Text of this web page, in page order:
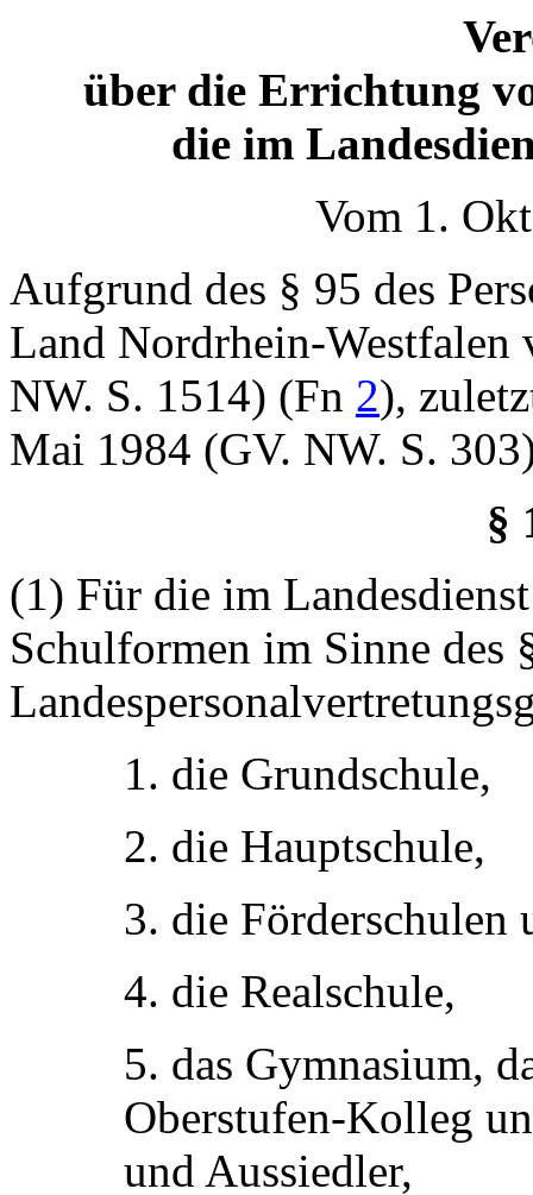
über die Errichtung
die im
Vom 1.
Aufgrund des § 95 des
Land Nordrhein-Westfalen
NW. S. 1514) (Fn 2),
Mai 1984 (GV. NW. S.
§
(1) Für die im
Schulformen im Sinne des
1. die Grundschule,
2. die Hauptschule,
3. die Förderschulen
4. die Realschule,
5. das Gymnasium,
Oberstufen-Kolleg
und Aussiedler,